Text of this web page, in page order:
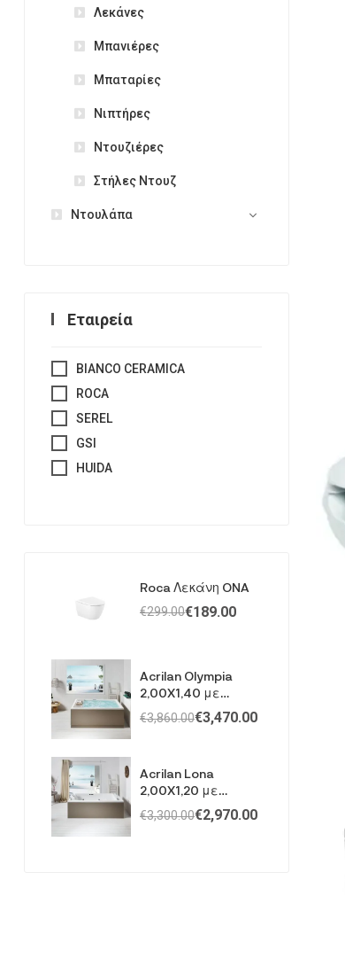
Λεκάνες
Μπανιέρες
Μπαταρίες
Νιπτήρες
Ντουζιέρες
Στήλες Ντουζ
Ντουλάπα
Εταιρεία
BIANCO CERAMICA
ROCA
SEREL
GSI
HUIDA
Roca Λεκάνη ONA
€299.00€189.00
Acrilan Olympia
2,00X1,40 με
Υδρομασαζ
€3,860.00€3,470.00
Acrilan Lona
2,00X1,20 με
Υδρομασάζ
€3,300.00€2,970.00